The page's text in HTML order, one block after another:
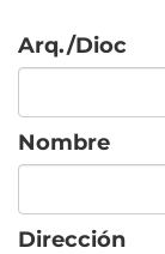
Arq./Dioc
Nombre
Dirección